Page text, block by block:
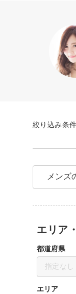
絞り込み条件
メンズ
エリア
都道府県
指定なし
エリア